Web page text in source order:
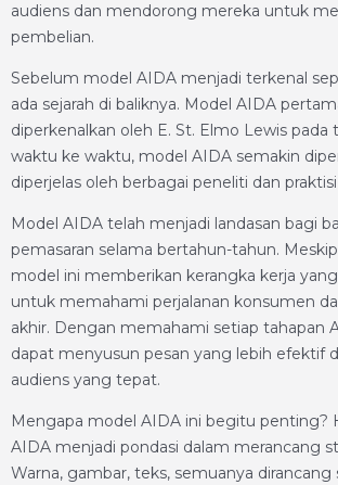
audiens dan mendorong mereka untuk
pembelian.
Sebelum model AIDA menjadi terkenal
ada sejarah di baliknya. Model AIDA
diperkenalkan oleh E. St. Elmo Lewis pada
waktu ke waktu, model AIDA semakin
diperjelas oleh berbagai peneliti dan
Model AIDA telah menjadi landasan bagi
pemasaran selama bertahun-tahun.
model ini memberikan kerangka kerja
untuk memahami perjalanan konsumen
akhir. Dengan memahami setiap tahapan
dapat menyusun pesan yang lebih efektif
audiens yang tepat.
Mengapa model AIDA ini begitu penting?
AIDA menjadi pondasi dalam merancang
Warna, gambar, teks, semuanya dirancang